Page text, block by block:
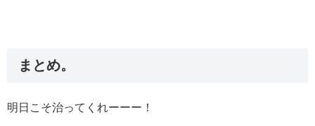
まとめ。
明日こそ治ってくれーーー！